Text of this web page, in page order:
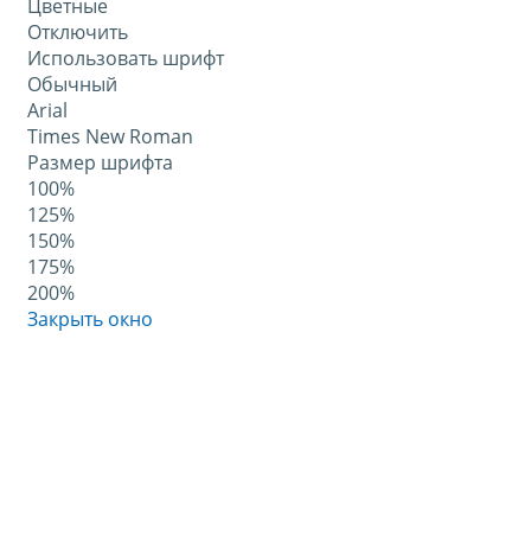
Цветные
Отключить
Использовать шрифт
Обычный
Arial
Times New Roman
Размер шрифта
100%
125%
150%
175%
200%
Закрыть окно